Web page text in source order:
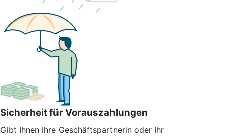
Sicherheit für Vorauszahlungen
Gibt Ihnen Ihre Geschäftspartnerin oder Ihr